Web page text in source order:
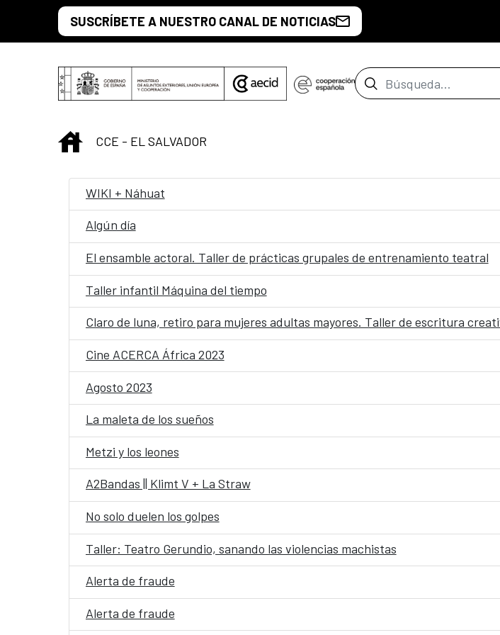
Saltar al contenido principal
SUSCRÍBETE A NUESTRO CANAL DE NOTICIAS
Barra de búsqueda
INICIO
CCE - EL SALVADOR
WIKI + Náhuat
Algún día
El ensamble actoral. Taller de prácticas grupales de entrenamiento teatral
Taller infantil Máquina del tiempo
Claro de luna, retiro para mujeres adultas mayores. Taller de escritura
Cine ACERCA África 2023
Agosto 2023
La maleta de los sueños
Metzi y los leones
A2Bandas || Klimt V + La Straw
No solo duelen los golpes
Taller: Teatro Gerundio, sanando las violencias machistas
Alerta de fraude
Alerta de fraude